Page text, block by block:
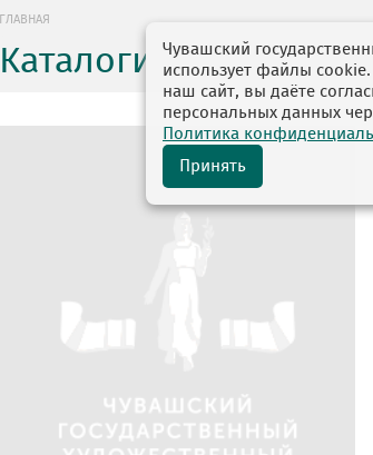
ГЛАВНАЯ
Каталоги выставок
Чувашский
использует файлы
наш сайт, вы даёте
персональных данных
Политика
Принять